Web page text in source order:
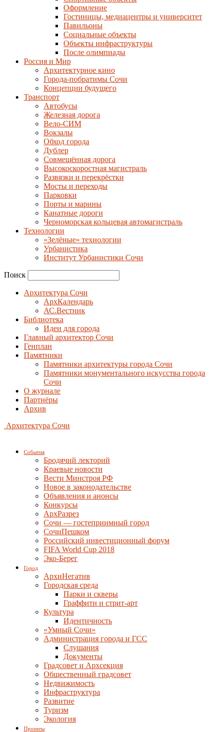
Оформление
Гостиницы, медиацентры и университет
Павильоны
Социальные объекты
Объекты инфраструктуры
После олимпиады
Россия и Мир
Архитектурное кино
Города-побратимы Сочи
Концепции будущего
Транспорт
Автобусы
Железная дорога
Вело-СИМ
Вокзалы
Обход города
Дублер
Совмещённая дорога
Высокоскоростная магистраль
Развязки и перекрёстки
Мосты и переходы
Парковки
Порты и марины
Канатные дороги
Черноморская кольцевая автомагистраль
Технологии
«Зелёные» технологии
Урбанистика
Институт Урбанистики Сочи
Поиск
Архитектура Сочи
АрхКалендарь
АС.Вестник
Библиотека
Идеи для города
Главный архитектор Сочи
Генплан
Памятники
Памятники архитектуры города Сочи
Памятники монументального искусства города
Сочи
О журнале
Партнёры
Архив
Архитектура Сочи
События
Бродячий лекторий
Краевые новости
Вести Минстроя РФ
Новое в законодательстве
Объявления и анонсы
Конкурсы
АрхРазрез
Сочи — гостеприимный город
СочиПешком
Российский инвестиционный форум
FIFA World Cup 2018
Эко-Берег
Город
АрхиНегатив
Городская среда
Парки и скверы
Граффити и стрит-арт
Культура
Идентичность
«Умный Сочи»
Администрация города и ГСС
Слушания
Документы
Градсовет и Архсекция
Общественный градсовет
Недвижимость
Инфраструктура
Развитие
Туризм
Экология
Проекты